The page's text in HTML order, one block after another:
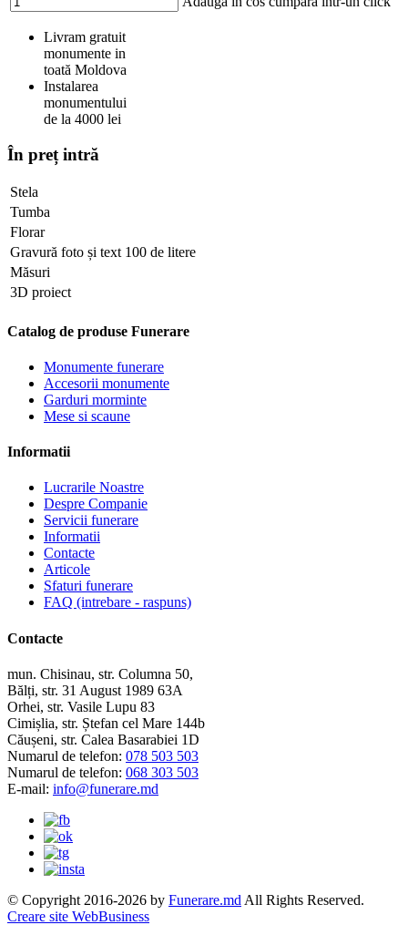
Livram gratuit
monumente in
toată Moldova
Instalarea
monumentului
de la 4000 lei
În preț intră
Stela
Tumba
Florar
Gravură foto și text 100 de litere
Măsuri
3D proiect
Catalog de produse Funerare
Monumente funerare
Accesorii monumente
Garduri morminte
Mese si scaune
Informatii
Lucrarile Noastre
Despre Companie
Servicii funerare
Informatii
Contacte
Articole
Sfaturi funerare
FAQ (intrebare - raspuns)
Contacte
mun. Chisinau, str. Columna 50,
Bălți, str. 31 August 1989 63A
Orhei, str. Vasile Lupu 83
Cimișlia, str. Ștefan cel Mare 144b
Căușeni, str. Calea Basarabiei 1D
Numarul de telefon: 078 503 503
Numarul de telefon: 068 303 503
E-mail: info@funerare.md
© Copyright 2016-2026 by Funerare.md All Rights Reserved.
Creare site WebBusiness